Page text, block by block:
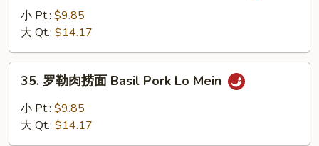
Mein
面
Basil
Lo
Mein
小 Pt.: $9.85
大 Qt.: $14.17
35.
35. 罗勒肉捞面 Basil Pork Lo Mein
小 Pt.: $9.85
大 Qt.: $14.17